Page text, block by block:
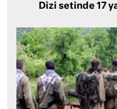
Dizi setinde 17